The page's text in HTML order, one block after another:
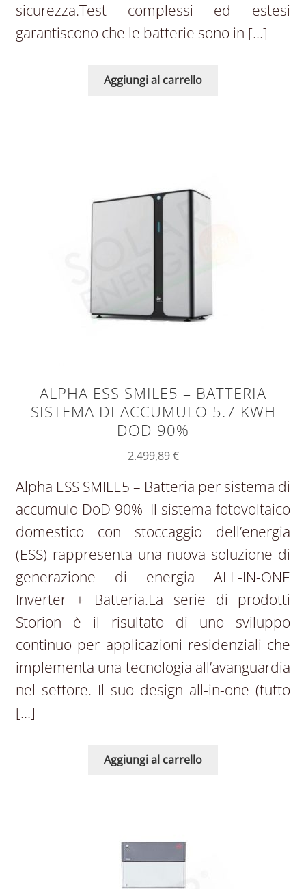
sicurezza.Test complessi ed estesi
garantiscono che le batterie sono in […]
Aggiungi al carrello
ALPHA ESS SMILE5 – BATTERIA
SISTEMA DI ACCUMULO 5.7 KWH
DOD 90%
2.499,89€
Alpha ESS SMILE5 – Batteria per sistema di
accumulo DoD 90% Il sistema fotovoltaico
domestico con stoccaggio dell’energia
(ESS) rappresenta una nuova soluzione di
generazione di energia ALL-IN-ONE
Inverter + Batteria.La serie di prodotti
Storion è il risultato di uno sviluppo
continuo per applicazioni residenziali che
implementa una tecnologia all’avanguardia
nel settore. Il suo design all-in-one (tutto
[…]
Aggiungi al carrello